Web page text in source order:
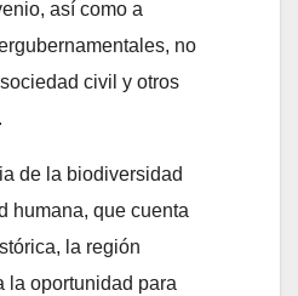
así como a
no
civil y otros
de la biodiversidad
humana, que cuenta
la región
la oportunidad para